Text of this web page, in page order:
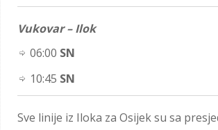
Vukovar – Ilok
06:00 SN
10:45 SN
Sve linije iz Iloka za Osijek su sa